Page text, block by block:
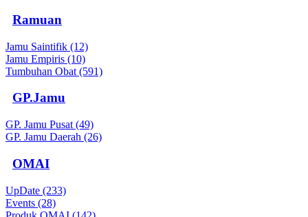
Ramuan
Jamu Saintifik (12)
Jamu Empiris (10)
Tumbuhan Obat (591)
GP.Jamu
GP. Jamu Pusat (49)
GP. Jamu Daerah (26)
OMAI
UpDate (233)
Events (28)